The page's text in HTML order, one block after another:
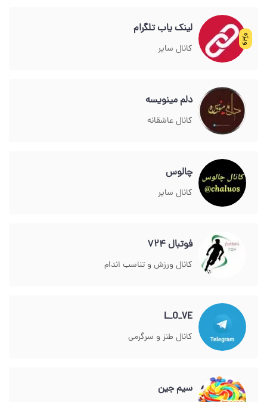
ویژه
لینک یاب تلگرام
کانال سایر
دلم مینویسه
کانال عاشقانه
چالوس
کانال سایر
فوتبال 724
کانال ورزش و تناسب اندام
L_O_VE
کانال طنز و سرگرمی
سیم جین